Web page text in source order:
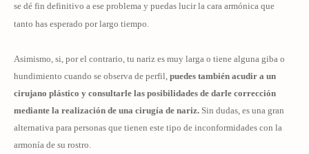
se dé fin definitivo a ese problema y puedas lucir la cara armónica que
tanto has esperado por largo tiempo.
Asimismo, si, por el contrario, tu nariz es muy larga o tiene alguna giba o
hundimiento cuando se observa de perfil, puedes también acudir a un
cirujano plástico y consultarle las posibilidades de darle corrección
mediante la realización de una cirugía de nariz. Sin dudas, es una gran
alternativa para personas que tienen este tipo de inconformidades con la
armonía de su rostro.